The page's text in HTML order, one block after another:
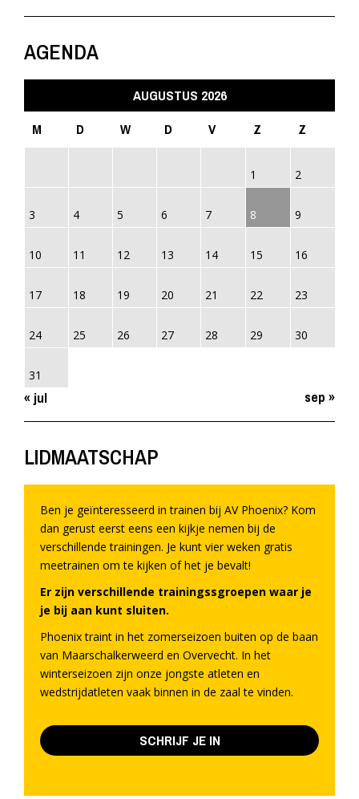
AGENDA
AUGUSTUS 2026
M
D W D V Z Z
1 2
3 4 5 6 7 8 9
10 11 12 13 14 15 16
17 18 19 20 21 22 23
24 25 26 27 28 29 30
31
« jul sep »
LIDMAATSCHAP
Ben je geïnteresseerd in trainen bij AV Phoenix? Kom
dan gerust eerst eens een kijkje nemen bij de
verschillende trainingen. Je kunt vier weken gratis
meetrainen om te kijken of het je bevalt!
Er zijn verschillende trainingssgroepen waar je
je bij aan kunt sluiten.
Phoenix traint in het zomerseizoen buiten op de baan
van Maarschalkerweerd en Overvecht. In het
winterseizoen zijn onze jongste atleten en
wedstrijdatleten vaak binnen in de zaal te vinden.
SCHRIJF JE IN